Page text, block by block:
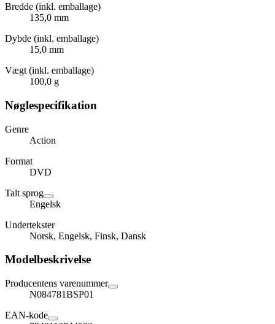
Bredde (inkl. emballage)
135,0 mm
Dybde (inkl. emballage)
15,0 mm
Vægt (inkl. emballage)
100,0 g
Nøglespecifikation
Genre
Action
Format
DVD
Talt sprog
Engelsk
Undertekster
Norsk, Engelsk, Finsk, Dansk
Modelbeskrivelse
Producentens varenummer
N084781BSP01
EAN-kode